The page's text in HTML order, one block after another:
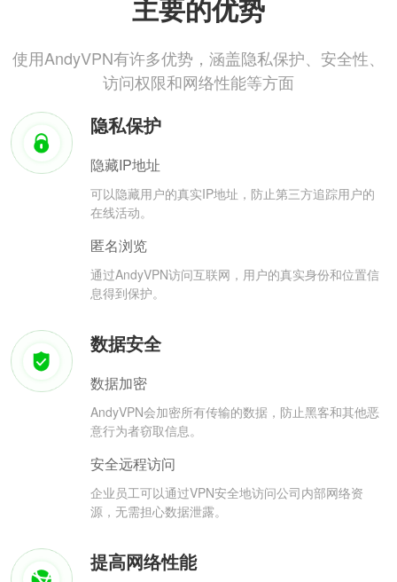
主要的优势
使用AndyVPN有许多优势，涵盖隐私保护、安全性、
访问权限和网络性能等方面
隐私保护
隐藏IP地址
可以隐藏用户的真实IP地址，防止第三方追踪用户的
在线活动。
匿名浏览
通过AndyVPN访问互联网，用户的真实身份和位置信
息得到保护。
数据安全
数据加密
AndyVPN会加密所有传输的数据，防止黑客和其他恶
意行为者窃取信息。
安全远程访问
企业员工可以通过VPN安全地访问公司内部网络资
源，无需担心数据泄露。
提高网络性能